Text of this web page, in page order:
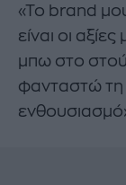
«Το brand
είναι οι
μπω στο
φανταστώ τη